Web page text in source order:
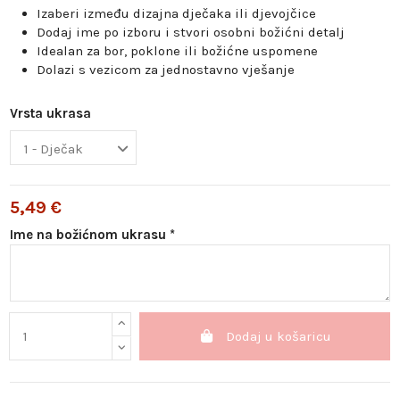
Izaberi između dizajna dječaka ili djevojčice
Dodaj ime po izboru i stvori osobni božićni detalj
Idealan za bor, poklone ili božićne uspomene
Dolazi s vezicom za jednostavno vješanje
Vrsta ukrasa
5,49 €
Ime na božićnom ukrasu *
Dodaj u košaricu